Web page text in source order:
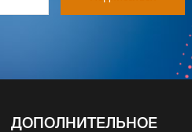
ДОПОЛНИТЕЛЬНОЕ